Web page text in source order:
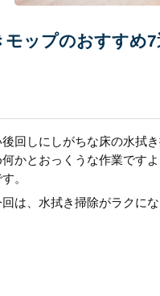
モップのおすすめ
回しにしがちな床の水拭
何かとおっくうな作業です
。
回は、水拭き掃除がラクに